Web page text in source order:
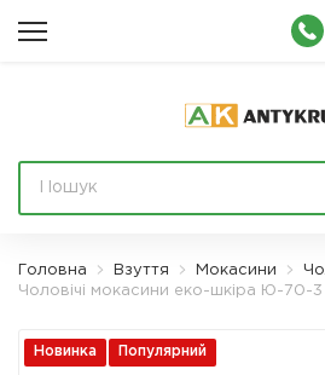
Головна Взуття Мокасини
Чоловічі мокасини еко-шкіра Ю-70-3
Новинка Популярний